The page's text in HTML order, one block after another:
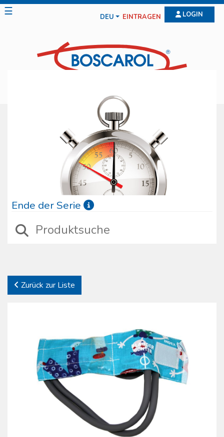
☰ DEU EINTRAGEN LOGIN
Zurück zur Liste
Ende der Serie